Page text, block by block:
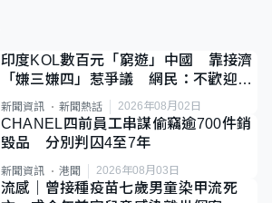
印度KOL數百元「窮遊」中國 靠接濟
「嫌三嫌四」惹爭議 網民：不歡迎劣
質旅客
新聞資訊 新聞熱話 2026年08月02日
CHANEL四前員工串謀偷竊逾700件銷
毀品 分別判囚4至7年
新聞資訊 港聞 2026年08月03日
流感｜曾接種疫苗七歲男童染甲流死